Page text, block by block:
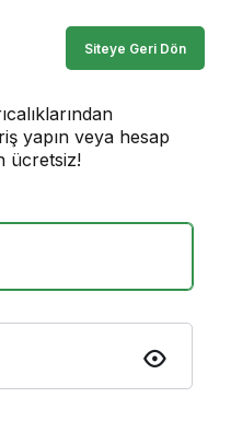
Siteye Geri Dön
yapın veya hesap
ücretsiz!